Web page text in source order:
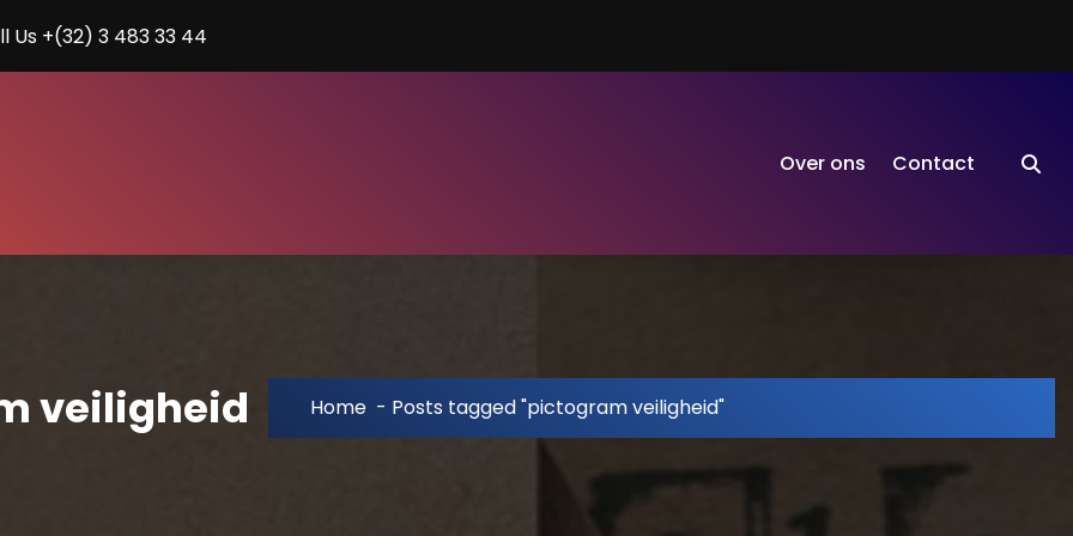
Us +(32) 3 483 33 44
Over ons Contact
veiligheid Home - Posts tagged "pictogram veiligheid"